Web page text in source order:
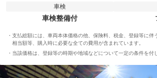
車検
車検整備付
支払総額には、車両本体価格の他、保険料、税金、登録等に伴
相当額等、購入時に必要な全ての費用が含まれています。
当該価格は、登録等の時期や地域などについて一定の条件を付